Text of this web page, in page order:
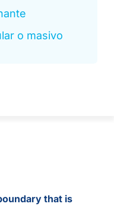
o masivo
that is